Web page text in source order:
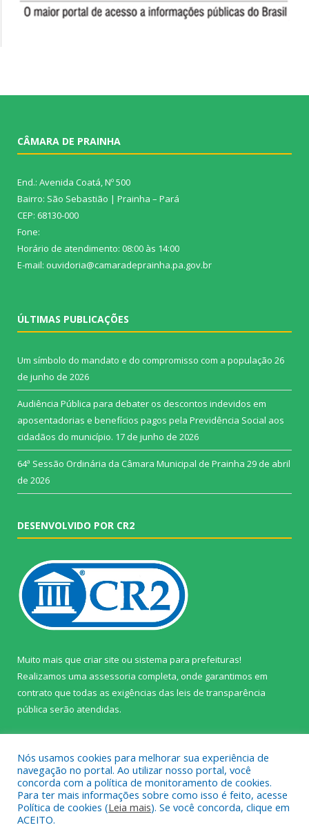
CÂMARA DE PRAINHA
End.: Avenida Coatá, Nº 500
Bairro: São Sebastião | Prainha – Pará
CEP: 68130-000
Fone:
Horário de atendimento: 08:00 às 14:00
E-mail: ouvidoria@camaradeprainha.pa.gov.br
ÚLTIMAS PUBLICAÇÕES
Um símbolo do mandato e do compromisso com a população 26
de junho de 2026
Audiência Pública para debater os descontos indevidos em
aposentadorias e benefícios pagos pela Previdência Social aos
cidadãos do município. 17 de junho de 2026
64ª Sessão Ordinária da Câmara Municipal de Prainha 29 de abril
de 2026
DESENVOLVIDO POR CR2
Muito mais que criar site ou sistema para prefeituras!
Realizamos uma assessoria completa, onde garantimos em
contrato que todas as exigências das leis de transparência
pública serão atendidas.
Todos os direitos reservados a Câmara Municipal de Prainha.
Nós usamos cookies para melhorar sua experiência de
navegação no portal. Ao utilizar nosso portal, você
concorda com a política de monitoramento de cookies.
Para ter mais informações sobre como isso é feito, acesse
Política de cookies (Leia mais). Se você concorda, clique em
ACEITO.